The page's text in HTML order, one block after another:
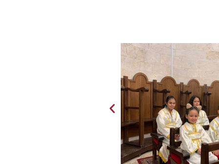
الشمالي 170 شارع رمانة ,